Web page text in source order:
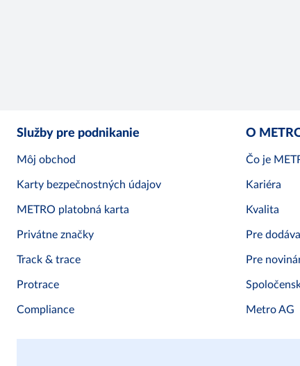
Služby pre podnikanie
Môj obchod
Karty bezpečnostných údajov
METRO platobná karta
Privátne značky
Track & trace
Protrace
Compliance
O
Čo je
Kariéra
Kvalita
Pre
Pre
Metro AG